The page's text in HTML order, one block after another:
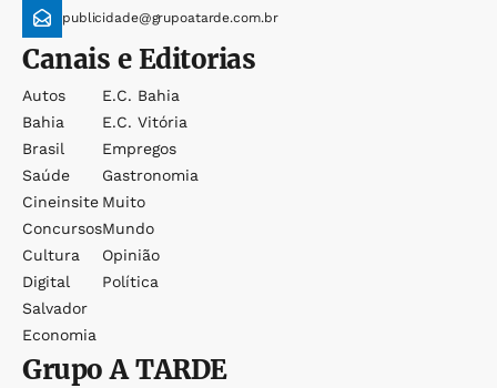
publicidade@grupoatarde.com.br
Canais e Editorias
Autos
Bahia
Brasil
Saúde
Cineinsite
Concursos
Cultura
Digital
Salvador
Economia
E.c. Bahia
E.c. Vitória
Empregos
Gastronomia
Muito
Mundo
Opinião
Política
GrupoA TARDE